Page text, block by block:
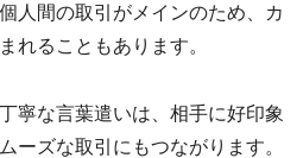
人間の取引がメインのため、カ
れることもあります。
寧な言葉遣いは、相手に好印象
ーズな取引にもつながります。